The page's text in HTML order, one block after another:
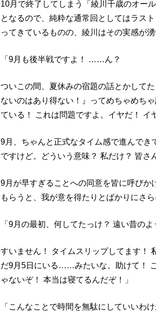
10月で終了してしまう「綾川千歳のオー
となるので、純粋な通常回としてはラス
ってきているものの、綾川はその実感が
「9月も後半戦ですよ！ ……ん？
ついこの間、夏休みの宿題の話とかして
ないのはあり得ない！』ってめちゃめち
ている！ これは問題ですよ。イヤだ！ イ
9月、ちゃんと正式なタイム感で進んで
ですけど。どういう意味？ 私だけ？ 皆さ
9月が早すぎることへの同意を皆に呼び
もらうと、我が意を得たりとばかりにさ
「9月の最初、何してたっけ？ 遠い昔の
すいません！ タイムスリップしてます！
だ9月5日にいる……みたいな。助けて！
ゃないぞ！ 本当は寝てるんだぞ！」
「こんなことで時間を無駄にしていいわ